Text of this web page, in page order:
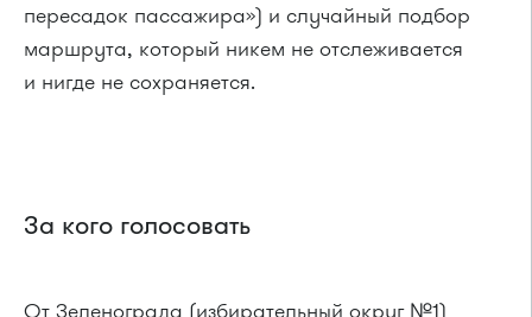
пересадок пассажира») и случайный подбор
маршрута, который никем не отслеживается
и нигде не сохраняется.
За кого голосовать
От Зеленограда (избирательный округ №1)